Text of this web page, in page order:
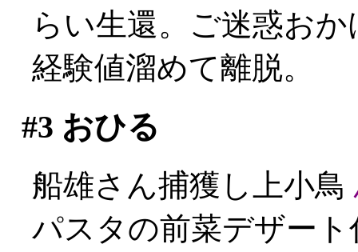
らい生還。ご迷惑お
経験値溜めて離脱。
#3 おひる
船雄さん捕獲し上小鳥
パスタの前菜デザー